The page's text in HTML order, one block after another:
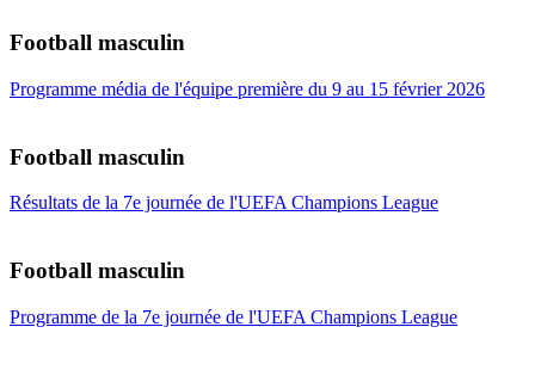
Football masculin
Programme média de l'équipe première du 9 au 15 février 2026
Football masculin
Résultats de la 7e journée de l'UEFA Champions League
Football masculin
Programme de la 7e journée de l'UEFA Champions League